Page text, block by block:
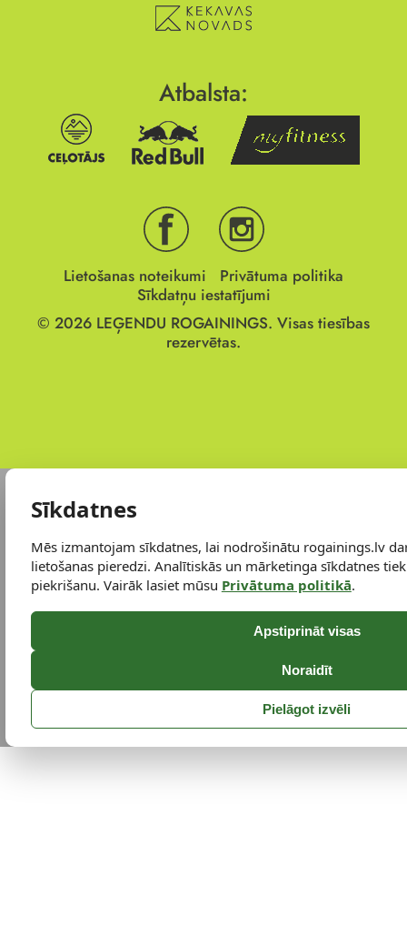
Atbalsta:
Lietošanas noteikumi
Privātuma politika
Sīkdatņu iestatījumi
© 2026 LEĢENDU ROGAININGS. Visas tiesības
rezervētas.
Sīkdatnes
Mēs izmantojam sīkdatnes, lai nodrošinātu rogainings.lv
lietošanas pieredzi. Analītiskās un mārketinga sīkdatnes
piekrišanu. Vairāk lasiet mūsu Privātuma politikā.
Apstiprināt visas
Noraidīt
Pielāgot izvēli